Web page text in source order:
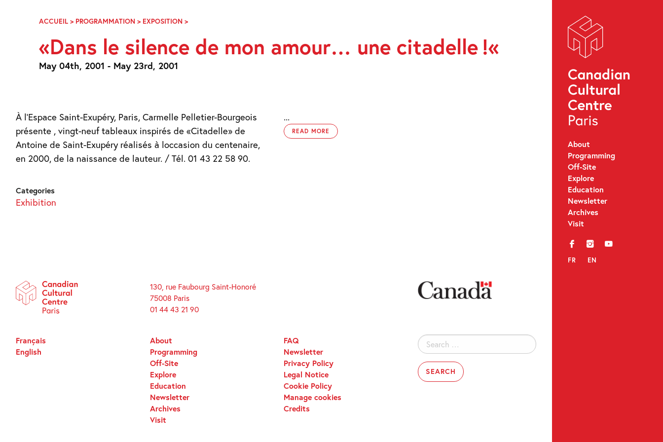
Navigation
About
Programming
Off-Site
Explore
Education
Newsletter
Archives
Visit
f i y
FR EN
ACCUEIL > PROGRAMMATION > EXPOSITION >DANS
SILENCE
DE
«Dans le silence de mon amour… une citadelle !«
May 04th, 2001 - May 23rd, 2001
À l’Espace Saint-Exupéry, Paris, Carmelle Pelletier-Bourgeois
présente , vingt-neuf tableaux inspirés de «Citadelle» de
Antoine de Saint-Exupéry réalisés à loccasion du centenaire,
en 2000, de la naissance de lauteur. / Tél. 01 43 22 58 90.
...
READ MORE
Categories
Exhibition
130, rue Faubourg Saint-Honoré
75008 Paris
01 44 43 21 90
Search
for:
About
Programming
Off-Site
Explore
Education
Newsletter
Archives
Visit
FAQ
Newsletter
Privacy Policy
Legal Notice
Cookie Policy
Manage cookies
Credits
Français
English